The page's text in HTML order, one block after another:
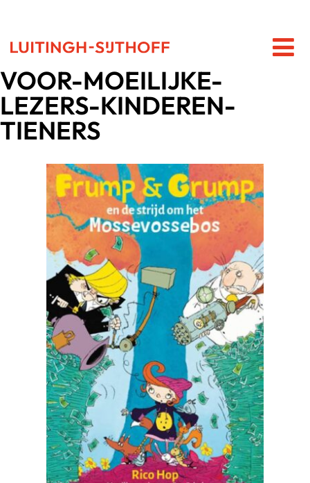
VOOR-MOEILIJKE-
LEZERS-KINDEREN-
TIENERS